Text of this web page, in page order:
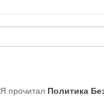
Я прочитал Политика